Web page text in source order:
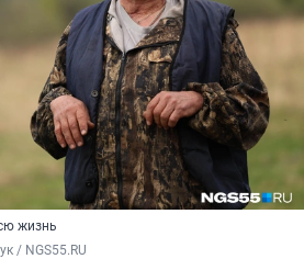
жизнь
/ NGS55.RU